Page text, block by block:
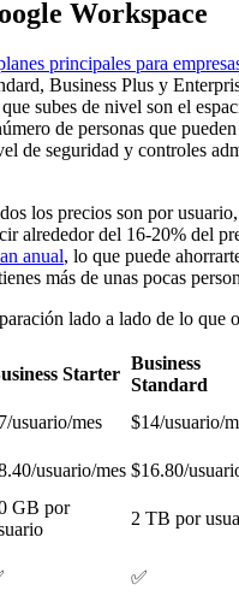
Workspace
principales para
Business Plus y
subes de nivel son el
de personas que
de seguridad y controles
los precios son por
alrededor del 16-20% del
anual, lo que puede
más de unas pocas
lado a lado de lo que
Starter
Business
Standard
usuario/mes $14/usuario/
usuario/mes $16.80/
GB por
2 TB por
✅